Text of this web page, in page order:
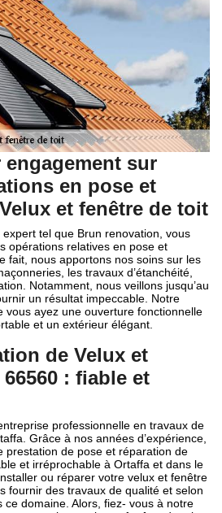
sur
en pose et
et fenêtre de toit
tel que Brun renovation, vous
opérations relatives en pose et
fait, nous apportons nos soins sur les
les travaux d’étanchéité,
Notamment, nous veillons jusqu’au
un résultat impeccable. Notre
vous ayez une ouverture fonctionnelle
et un extérieur élégant.
de Velux et
: fiable et
professionnelle en travaux de
Grâce à nos années d’expérience,
prestation de pose et réparation de
et irréprochable à Ortaffa et dans le
ou réparer votre velux et fenêtre
fournir des travaux de qualité et selon
ce domaine. Alors, fiez- vous à notre